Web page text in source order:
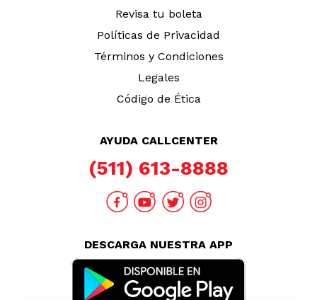
Revisa tu boleta
Políticas de Privacidad
Términos y Condiciones
Legales
Código de Ética
AYUDA CALLCENTER
(511) 613-8888
DESCARGA NUESTRA APP